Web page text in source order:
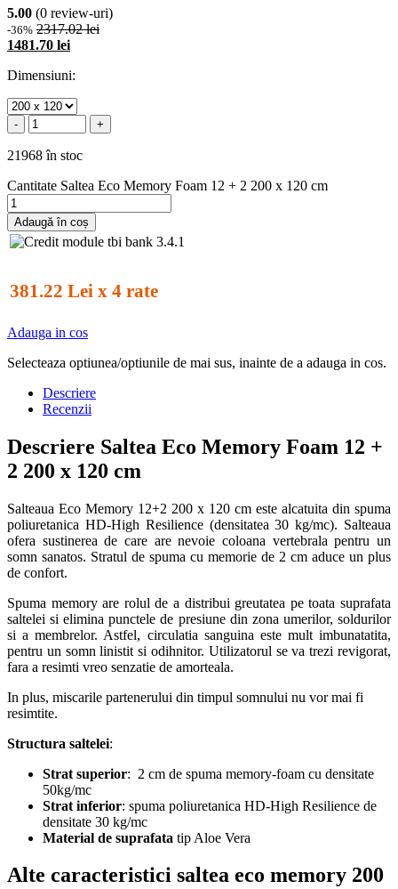
5.00 (0 review-uri)
-36% 2317.02 lei
1481.70 lei
Dimensiuni:
- +
21968 în stoc
Cantitate Saltea Eco Memory Foam 12 + 2 200 x 120 cm
Adaugă în coș
381.22 Lei x 4 rate
Adauga in cos
Selecteaza optiunea/optiunile de mai sus, inainte de a adauga in cos.
Descriere
Recenzii
Descriere Saltea Eco Memory Foam 12 +
2 200 x 120 cm
Salteaua Eco Memory 12+2 200 x 120 cm este alcatuita din spuma
poliuretanica HD-High Resilience (densitatea 30 kg/mc). Salteaua
ofera sustinerea de care are nevoie coloana vertebrala pentru un
somn sanatos. Stratul de spuma cu memorie de 2 cm aduce un plus
de confort.
Spuma memory are rolul de a distribui greutatea pe toata suprafata
saltelei si elimina punctele de presiune din zona umerilor, soldurilor
si a membrelor. Astfel, circulatia sanguina este mult imbunatatita,
pentru un somn linistit si odihnitor. Utilizatorul se va trezi revigorat,
fara a resimti vreo senzatie de amorteala.
In plus, miscarile partenerului din timpul somnului nu vor mai fi
resimtite.
Structura saltelei:
Strat superior: 2 cm de spuma memory-foam cu densitate
50kg/mc
Strat inferior: spuma poliuretanica HD-High Resilience de
densitate 30 kg/mc
Material de suprafata tip Aloe Vera
Alte caracteristici saltea eco memory 200